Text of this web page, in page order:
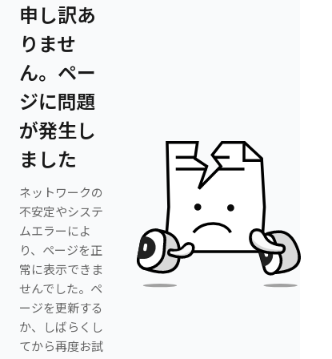
申し訳あ
りませ
ん。ペー
ジに問題
が発生し
ました
ネットワークの
不安定やシステ
ムエラーによ
り、ページを正
常に表示できま
せんでした。ペ
ージを更新する
か、しばらくし
てから再度お試